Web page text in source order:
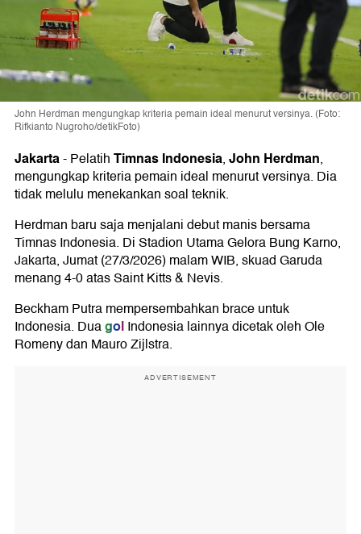
John Herdman mengungkap kriteria pemain ideal menurut versinya. (Foto:
Rifkianto Nugroho/detikFoto)
Jakarta-PelatihTimnas Indonesia,John Herdman,
mengungkap kriteria pemain ideal menurut versinya. Dia
tidak melulu menekankan soal teknik.
Herdman baru saja menjalani debut manis bersama
Timnas Indonesia. Di Stadion Utama Gelora Bung Karno,
Jakarta, Jumat (27/3/2026) malam WIB, skuad Garuda
menang 4-0 atas Saint Kitts & Nevis.
Beckham Putra mempersembahkan brace untuk
Indonesia. DuagolIndonesia lainnya dicetak oleh Ole
Romeny dan Mauro Zijlstra.
ADVERTISEMENT